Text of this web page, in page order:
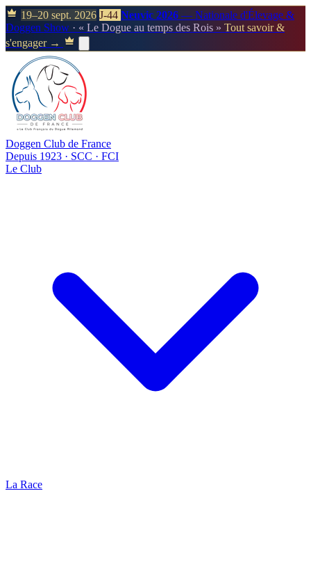
19–20 sept. 2026 J-44 Neuvic 2026 — Nationale d'Élevage &
Doggen Show · « Le Dogue au temps des Rois » Tout savoir &
s'engager →
Doggen Club de France
Depuis 1923 · SCC · FCI
Le Club
La Race